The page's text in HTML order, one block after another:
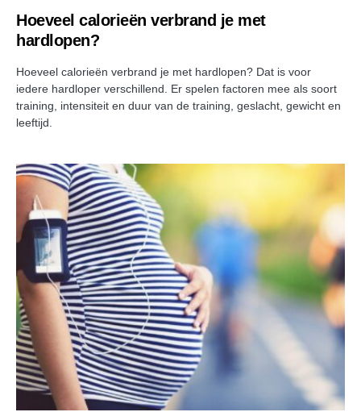
Hoeveel calorieën verbrand je met
hardlopen?
Hoeveel calorieën verbrand je met hardlopen? Dat is voor
iedere hardloper verschillend. Er spelen factoren mee als soort
training, intensiteit en duur van de training, geslacht, gewicht en
leeftijd.